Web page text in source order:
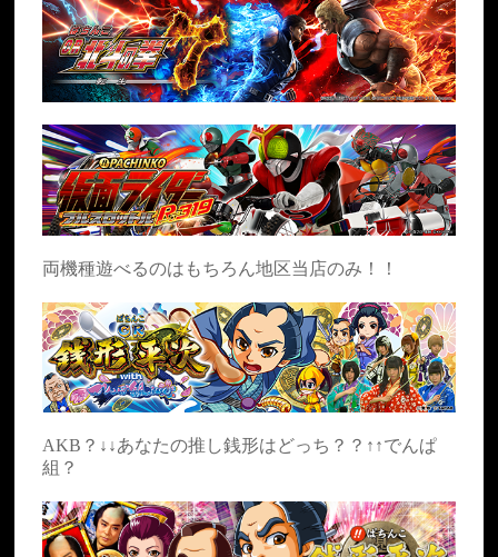
両機種遊べるのはもちろん地区当店のみ！！
AKB？↓↓あなたの推し銭形はどっち？？↑↑でんぱ
組？